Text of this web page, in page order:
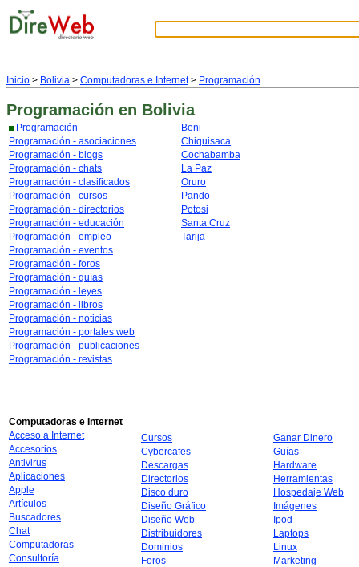
Inicio > Bolivia > Computadoras e Internet> Programación
Programación en Bolivia
Programación
Programación - asociaciones
Programación - blogs
Programación - chats
Programación - clasificados
Programación - cursos
Programación - directorios
Programación - educación
Programación - empleo
Programación - eventos
Programación - foros
Programación - guías
Programación - leyes
Programación - libros
Programación - noticias
Programación - portales web
Programación - publicaciones
Programación - revistas
Beni
Chiquisaca
Cochabamba
La Paz
Oruro
Pando
Potosi
Santa Cruz
Tarija
Computadoras e Internet
Acceso a Internet
Accesorios
Antivirus
Aplicaciones
Apple
Artículos
Buscadores
Chat
Computadoras
Consultoría
Cursos
Cybercafes
Descargas
Directorios
Disco duro
Diseño Gráfico
Diseño Web
Distribuidores
Dominios
Foros
Ganar Dinero
Guías
Hardware
Herramientas
Hospedaje Web
Imágenes
Ipod
Laptops
Linux
Marketing